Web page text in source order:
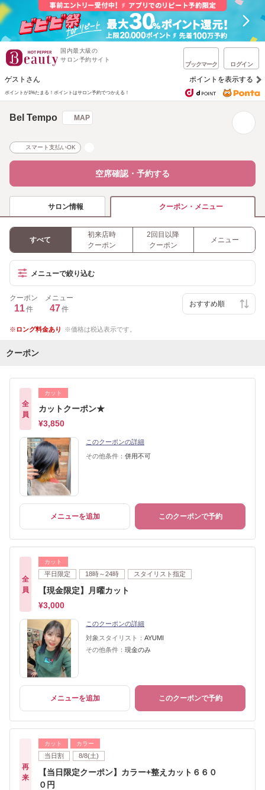
国内最大級の
サロン予約サイト
ブックマーク ログイン
ゲストさん ポイントを表示する
ポイントが1%たまる！ ポイントはサロン予約でつかえる！
Bel Tempo MAP
スマート支払いOK
空席確認・予約する
サロン情報 クーポン・メニュー
すべて
初来店時
クーポン
2回目以降
クーポン
メニュー
メニューで絞り込む
クーポン
11件
メニュー
47件
ロング料金あり 価格は税込表示です。
クーポン
全
員
カット
カットクーポン★
¥3,850
このクーポンの詳細
その他条件： 併用不可
メニューを追加 このクーポンで予約
全
員
カット
平日限定 18時～24時 スタイリスト指定
【現金限定】月曜カット
¥3,000
このクーポンの詳細
対象スタイリスト： AYUMI
その他条件： 現金のみ
メニューを追加 このクーポンで予約
再
来
カット カラー
当日割 8/8(土)
【当日限定クーポン】カラー+整えカット６６０
０円